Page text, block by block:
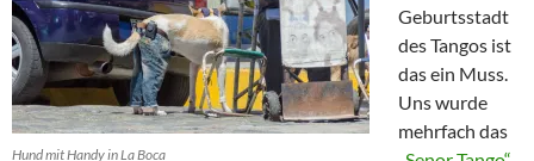
Hund mit Handy in La Boca
Geburtsstadt
des Tangos ist
das ein Muss.
Uns wurde
mehrfach das